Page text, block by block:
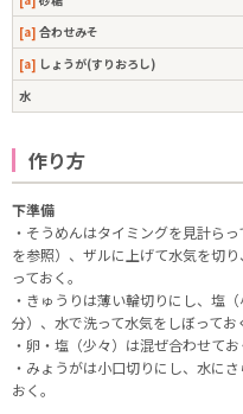
[a] 合わせみそ
[a] しょうが(すりおろし)
水
作り方
下準備
・そうめんはタイミングを見計ら
を参照）、ザルに上げて水気を切
っておく。
・きゅうりは薄い輪切りにし、塩
分）、水で洗って水気をしぼってお
・卵・塩（少々）は混ぜ合わせてお
・みょうがは小口切りにし、水に
おく。